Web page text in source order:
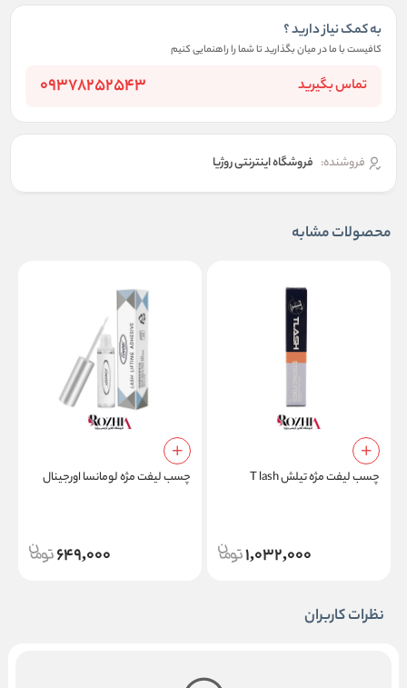
به کمک نیاز دارید ؟
کافیست با ما در میان بگذارید تا شما را راهنمایی کنیم
تماس بگیرید 09378252543
فروشنده: فروشگاه اینترنتی روژیا
محصولات مشابه
چسب لیفت مژه تیلش T lash
1,032,000
چسب لیفت مژه لومانسا اورجینال
649,000
نظرات کاربران